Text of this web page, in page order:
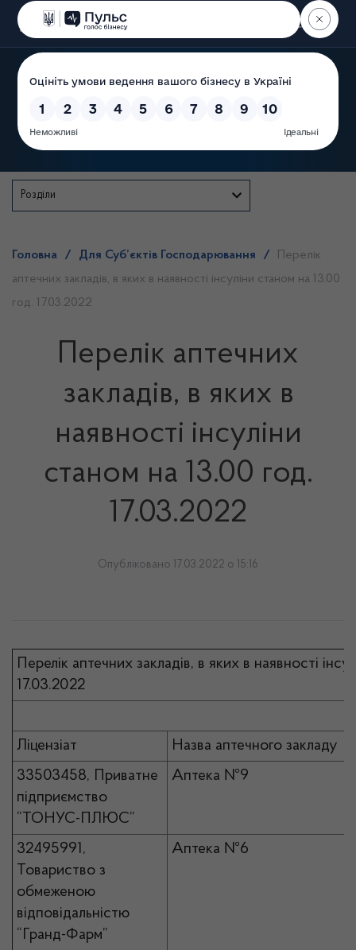
Пошук
Розділи
Головна / Для Суб’єктів Господарювання /
Перелік
аптечних закладів, в яких в наявності інсуліни станом на 13.00
год. 17.03.2022
Перелік аптечних
закладів, в яких в
наявності інсуліни
станом на 13.00 год.
17.03.2022
Опубліковано 17.03.2022 о 15:16
Перелік аптечних закладів, в яких в наявності
17.03.2022
Ліцензіат
Назва аптечного закладу
33503458, Приватне
підприємство
“ТОНУС-ПЛЮС”
Аптека №9
32495991,
Товариство з
обмеженою
відповідальністю
“Гранд-Фарм”
Аптека №6